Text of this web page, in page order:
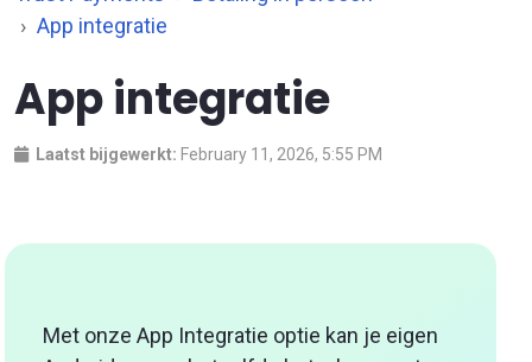
App integratie
App integratie
Laatst bijgewerkt: February 11, 2026, 5:55 PM
Met onze App Integratie optie kan je eigen